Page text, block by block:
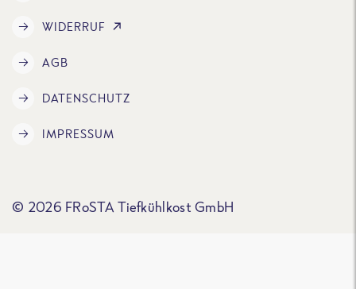
WIDERRUF
AGB
DATENSCHUTZ
IMPRESSUM
© 2026 FRoSTA Tiefkühlkost GmbH